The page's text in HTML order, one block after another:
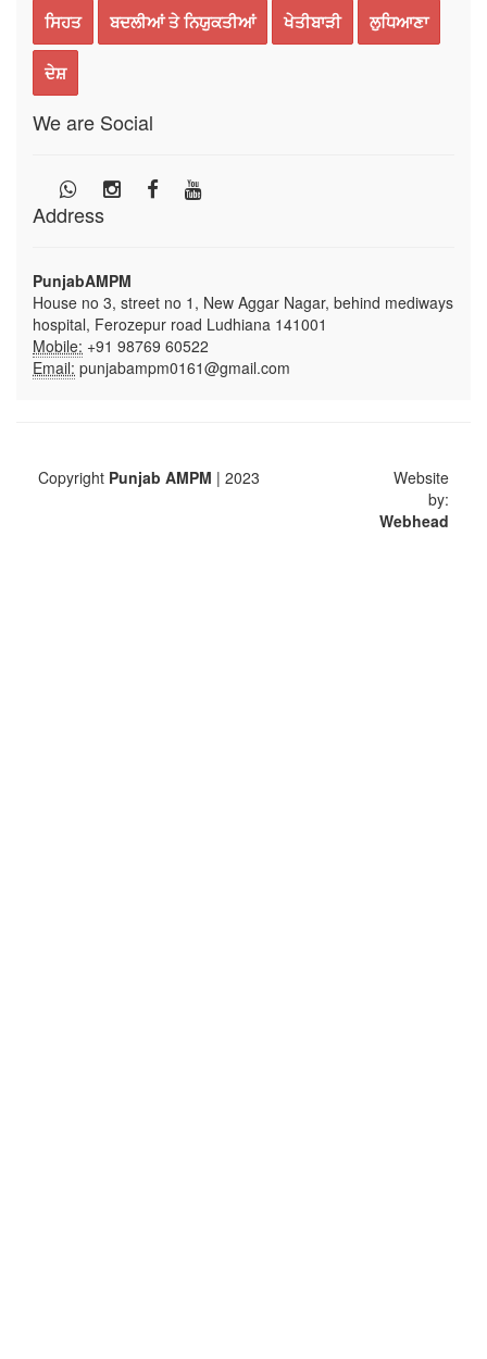
ਸਿਹਤ ਬਦਲੀਆਂ ਤੇ ਨਿਯੁਕਤੀਆਂ ਖੇਤੀਬਾੜੀ ਲੁਧਿਆਣਾ
ਦੇਸ਼
We are Social
Address
PunjabAMPM
House no 3, street no 1, New Aggar Nagar, behind mediways
hospital, Ferozepur road Ludhiana 141001
Mobile: +91 98769 60522
Email: punjabampm0161@gmail.com
Copyright Punjab AMPM | 2023
Website
by:
Webhead